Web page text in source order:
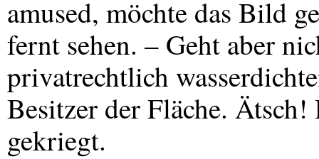
amused, möchte das Bild
fernt sehen. – Geht aber
privatrechtlich
Besitzer der Fläche.
gekriegt.